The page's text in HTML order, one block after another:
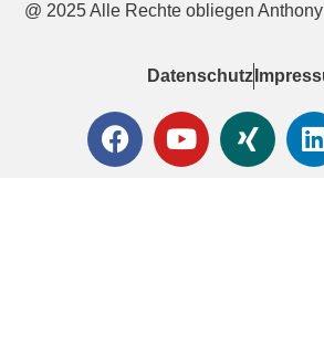
@ 2025 Alle Rechte obliegen
Datenschutz